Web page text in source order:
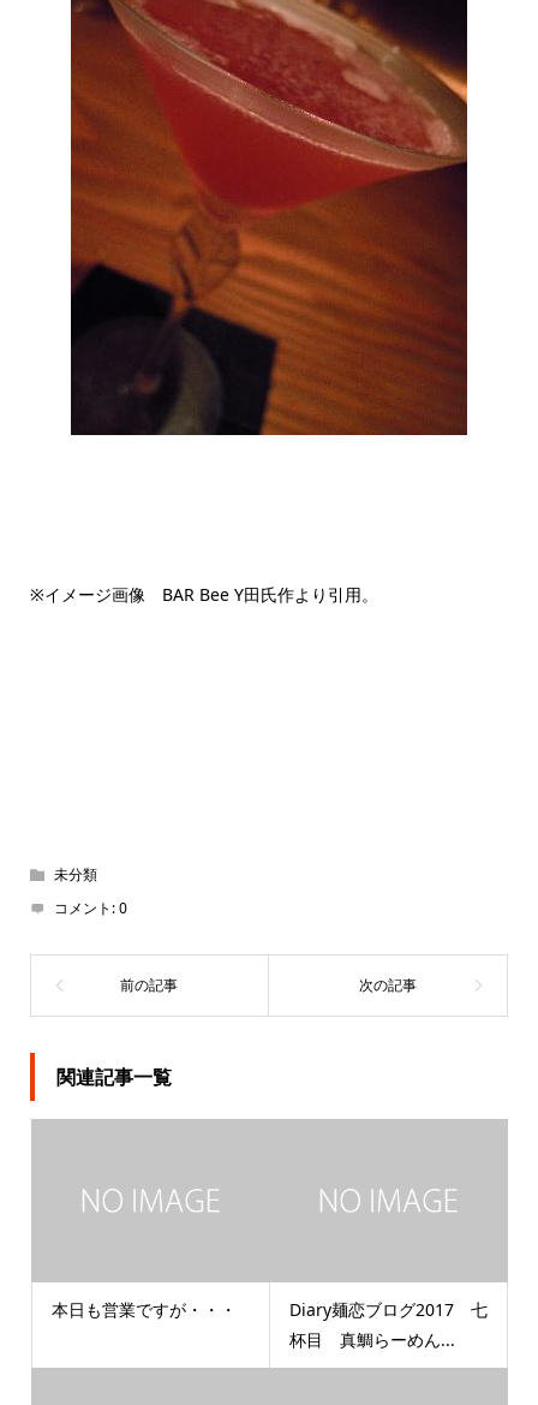
※イメージ画像 BAR Bee Y田氏作より引用。
未分類
コメント:0
関連記事一覧
本日も営業ですが・・・
Diary麺恋ブログ2017 七
杯目 真鯛らーめん...